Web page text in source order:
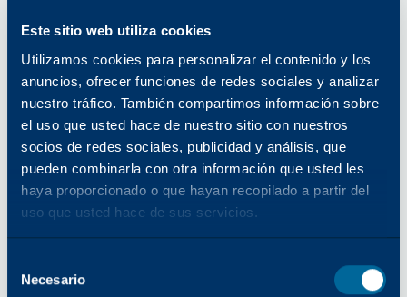
Este sitio web utiliza cookies
Utilizamos cookies para personalizar el contenido y los
anuncios, ofrecer funciones de redes sociales y analizar
nuestro tráfico. También compartimos información sobre
el uso que usted hace de nuestro sitio con nuestros
socios de redes sociales, publicidad y análisis, que
pueden combinarla con otra información que usted les
haya proporcionado o que hayan recopilado a partir del
uso que usted hace de sus servicios.
delNecesario
1200 x 2400 ppp
Capacidad de papel estándar
(Std/Max)
3110/6140
Tamaños y gramajes de papel